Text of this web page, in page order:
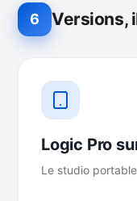
6 Versions,
Logic Pro
Le studio portable